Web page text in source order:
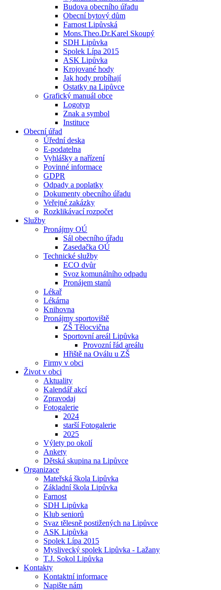
Budova obecního úřadu
Obecní bytový dům
Farnost Lipůvská
Mons.Theo.Dr.Karel Skoupý
SDH Lipůvka
Spolek Lípa 2015
ASK Lipůvka
Krojované hody
Jak hody probíhají
Ostatky na Lipůvce
Grafický manuál obce
Logotyp
Znak a symbol
Instituce
Obecní úřad
Úřední deska
E-podatelna
Vyhlášky a nařízení
Povinné informace
GDPR
Odpady a poplatky
Dokumenty obecního úřadu
Veřejné zakázky
Rozklikávací rozpočet
Služby
Pronájmy OÚ
Sál obecního úřadu
Zasedačka OÚ
Technické služby
ECO dvůr
Svoz komunálního odpadu
Pronájem stanů
Lékař
Lékárna
Knihovna
Pronájmy sportoviště
ZŠ Tělocvična
Sportovní areál Lipůvka
Provozní řád areálu
Hřiště na Oválu u ZŠ
Firmy v obci
Život v obci
Aktuality
Kalendář akcí
Zpravodaj
Fotogalerie
2024
starší Fotogalerie
2025
Výlety po okolí
Ankety
Dětská skupina na Lipůvce
Organizace
Mateřská škola Lipůvka
Základní škola Lipůvka
Farnost
SDH Lipůvka
Klub seniorů
Svaz tělesně postižených na Lipůvce
ASK Lipůvka
Spolek Lípa 2015
Myslivecký spolek Lipůvka - Lažany
T.J. Sokol Lipůvka
Kontakty
Kontaktní informace
Napište nám